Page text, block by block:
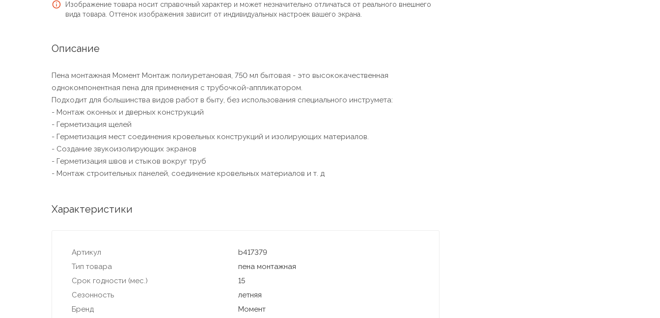
Изображение товара носит справочный характер и может незначительно отличаться от реального внешнего
вида товара. Оттенок изображения зависит от индивидуальных настроек вашего экрана.
Описание
Пена монтажная Момент Монтаж полиуретановая, 750 мл бытовая - это высококачественная
однокомпонентная пена для применения с трубочкой-аппликатором.
Подходит для большинства видов работ в быту, без использования специального инструмета:
- Монтаж оконных и дверных конструкций
- Герметизация щелей
- Герметизация мест соединения кровельных конструкций и изолирующих материалов.
- Создание звукоизолирующих экранов
- Герметизация швов и стыков вокруг труб
- Монтаж строительных панелей, соединение кровельных материалов и т. д
Характеристики
Артикул
b417379
Тип товара
пена монтажная
Срок годности (мес.)
15
Сезонность
летняя
Бренд
Момент